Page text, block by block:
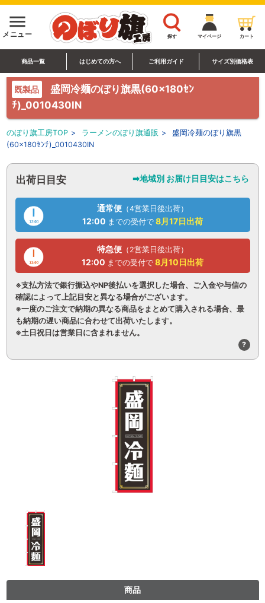
menu
メニュー 探す マイページ カート
商品一覧 はじめての方へ ご利用ガイド サイズ別価格表
既製品
盛岡冷麺のぼり旗黒(60×180ｾﾝ
ﾁ)_0010430IN
のぼり旗工房TOP > ラーメンのぼり旗通販 >
盛岡冷麺のぼり旗黒
(60×180ｾﾝﾁ)_0010430IN
出荷日目安 ➡地域別 お届け日目安はこちら
通常便 （4営業日後出荷）
12:00 までの受付で 8月17日出荷
特急便 （2営業日後出荷）
12:00 までの受付で 8月10日出荷
※支払方法で銀行振込やNP後払いを選択した場合、ご入金や与信の
確認によって上記目安と異なる場合がございます。
※一度のご注文で納期の異なる商品をまとめて購入される場合、最
も納期の遅い商品に合わせて出荷いたします。
※土日祝日は営業日に含まれません。
?
商品